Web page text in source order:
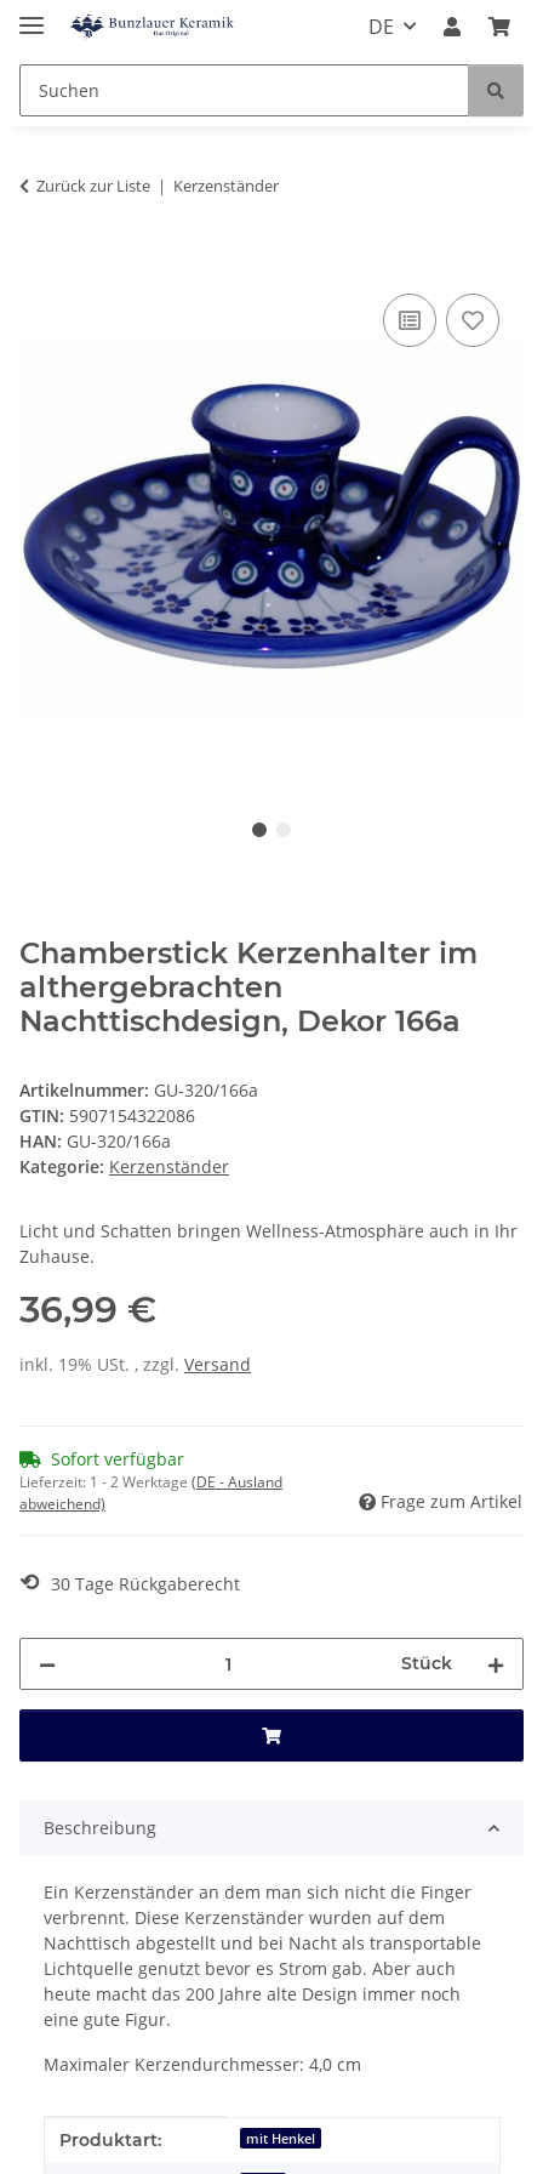
DE
Zurück zur Liste Kerzenständer
Chamberstick Kerzenhalter im
althergebrachten
Nachttischdesign, Dekor 166a
Artikelnummer: GU-320/166a
GTIN: 5907154322086
HAN: GU-320/166a
Kategorie: Kerzenständer
Licht und Schatten bringen Wellness-Atmosphäre auch in Ihr
Zuhause.
36,99 €
inkl. 19% USt. , zzgl. Versand
Sofort verfügbar
Lieferzeit: 1 - 2 Werktage (DE - Ausland
abweichend)
Frage zum Artikel
⟲ 30 Tage Rückgaberecht
Stück
Beschreibung
Ein Kerzenständer an dem man sich nicht die Finger
verbrennt. Diese Kerzenständer wurden auf dem
Nachttisch abgestellt und bei Nacht als transportable
Lichtquelle genutzt bevor es Strom gab. Aber auch
heute macht das 200 Jahre alte Design immer noch
eine gute Figur.
Maximaler Kerzendurchmesser: 4,0 cm
Produkteigenschaft
Wert
Produktart: mit Henkel